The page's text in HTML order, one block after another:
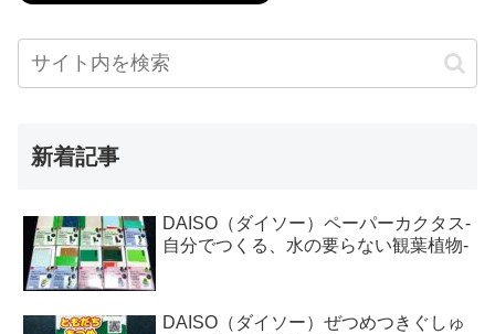
新着記事
DAISO（ダイソー）ペーパーカクタス-
自分でつくる、水の要らない観葉植物-
DAISO（ダイソー）ぜつめつきぐしゅ